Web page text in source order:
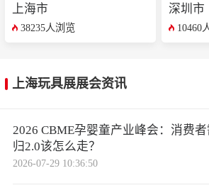
上海市
38235人浏览
深圳市
10460
上海玩具展展会资讯
2026 CBME孕婴童产业峰会：消费
归2.0该怎么走？
2026-07-29 10:36:50